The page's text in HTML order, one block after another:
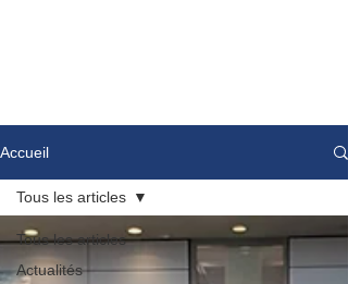
Accueil
Tous les articles
Actualités
Tous les articles